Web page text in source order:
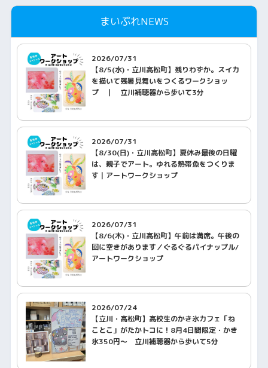
まいぷれNEWS
2026/07/31
【8/5(水)・立川高松町】残りわずか。スイカ
を描いて残暑見舞いをつくるワークショッ
プ ｜ 立川補聴器から歩いて3分
2026/07/31
【8/30(日)・立川高松町】夏休み最後の日曜
は、親子でアート。ゆれる熱帯魚をつくりま
す｜アートワークショップ
2026/07/31
【8/6(木)・立川高松町】午前は満席。午後の
回に空きがあります／ぐるぐるパイナップル/
アートワークショップ
2026/07/24
【立川・高松町】高校生のかき氷カフェ「ね
ことこ」がたかトコに！8月4日間限定・かき
氷350円〜 立川補聴器から歩いて5分